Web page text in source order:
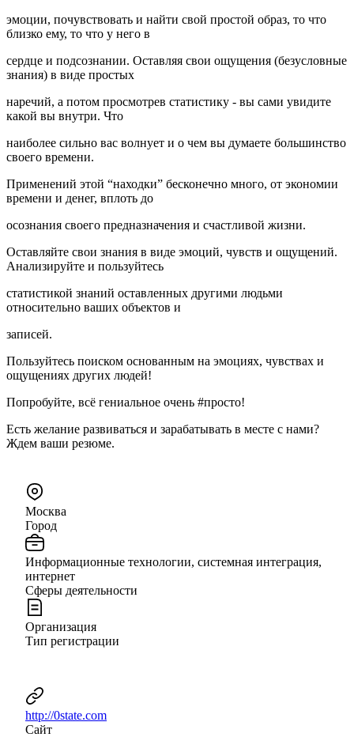
эмоции, почувствовать и найти свой простой образ, то что
близко ему, то что у него в
сердце и подсознании. Оставляя свои ощущения (безусловные
знания) в виде простых
наречий, а потом просмотрев статистику - вы сами увидите
какой вы внутри. Что
наиболее сильно вас волнует и о чем вы думаете большинство
своего времени.
Применений этой “находки” бесконечно много, от экономии
времени и денег, вплоть до
осознания своего предназначения и счастливой жизни.
Оставляйте свои знания в виде эмоций, чувств и ощущений.
Анализируйте и пользуйтесь
статистикой знаний оставленных другими людьми
относительно ваших объектов и
записей.
Пользуйтесь поиском основанным на эмоциях, чувствах и
ощущениях других людей!
Попробуйте, всё гениальное очень #просто!
Есть желание развиваться и зарабатывать в месте с нами?
Ждем ваши резюме.
Москва
Город
Информационные технологии, системная интеграция,
интернет
Сферы деятельности
Организация
Тип регистрации
http://0state.com
Сайт